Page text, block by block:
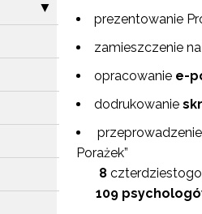
Zwiń sekcję "Kalendarium
▶
prezentowanie
zamieszczenie
opracowanie e-
dodrukowanie
Porażek”
8
109